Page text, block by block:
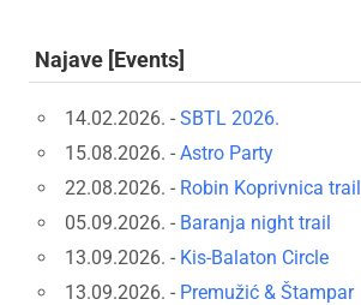
Najave [Events]
14.02.2026. - SBTL 2026.
15.08.2026. - Astro Party
22.08.2026. - Robin Koprivnica trail
05.09.2026. - Baranja night trail
13.09.2026. - Kis-Balaton Circle
13.09.2026. - Premužić & Štampar